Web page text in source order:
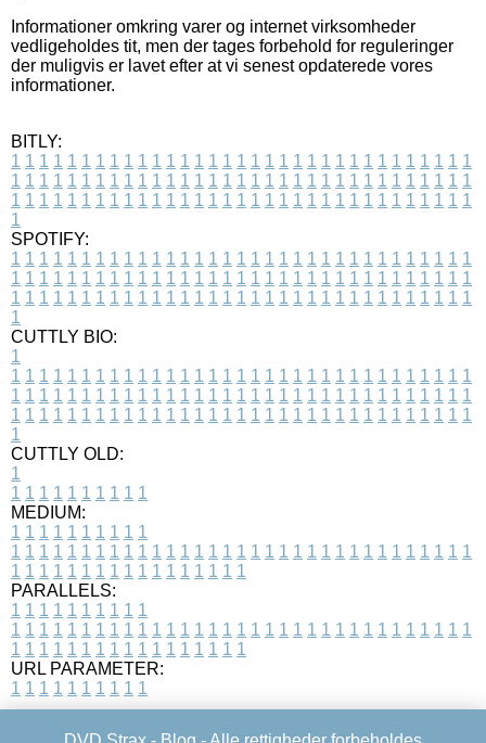
Informationer omkring varer og internet virksomheder
vedligeholdes tit, men der tages forbehold for reguleringer
der muligvis er lavet efter at vi senest opdaterede vores
informationer.
BITLY:
1 1 1 1 1 1 1 1 1 1 1 1 1 1 1 1 1 1 1 1 1 1 1 1 1 1 1 1 1 1 1 1 1
1 1 1 1 1 1 1 1 1 1 1 1 1 1 1 1 1 1 1 1 1 1 1 1 1 1 1 1 1 1 1 1 1
1 1 1 1 1 1 1 1 1 1 1 1 1 1 1 1 1 1 1 1 1 1 1 1 1 1 1 1 1 1 1 1 1
1
SPOTIFY:
1 1 1 1 1 1 1 1 1 1 1 1 1 1 1 1 1 1 1 1 1 1 1 1 1 1 1 1 1 1 1 1 1
1 1 1 1 1 1 1 1 1 1 1 1 1 1 1 1 1 1 1 1 1 1 1 1 1 1 1 1 1 1 1 1 1
1 1 1 1 1 1 1 1 1 1 1 1 1 1 1 1 1 1 1 1 1 1 1 1 1 1 1 1 1 1 1 1 1
1
CUTTLY BIO:
1
1 1 1 1 1 1 1 1 1 1 1 1 1 1 1 1 1 1 1 1 1 1 1 1 1 1 1 1 1 1 1 1 1
1 1 1 1 1 1 1 1 1 1 1 1 1 1 1 1 1 1 1 1 1 1 1 1 1 1 1 1 1 1 1 1 1
1 1 1 1 1 1 1 1 1 1 1 1 1 1 1 1 1 1 1 1 1 1 1 1 1 1 1 1 1 1 1 1 1
1
CUTTLY OLD:
1
1 1 1 1 1 1 1 1 1 1
MEDIUM:
1 1 1 1 1 1 1 1 1 1
1 1 1 1 1 1 1 1 1 1 1 1 1 1 1 1 1 1 1 1 1 1 1 1 1 1 1 1 1 1 1 1 1
1 1 1 1 1 1 1 1 1 1 1 1 1 1 1 1 1
PARALLELS:
1 1 1 1 1 1 1 1 1 1
1 1 1 1 1 1 1 1 1 1 1 1 1 1 1 1 1 1 1 1 1 1 1 1 1 1 1 1 1 1 1 1 1
1 1 1 1 1 1 1 1 1 1 1 1 1 1 1 1 1
URL PARAMETER:
1 1 1 1 1 1 1 1 1 1